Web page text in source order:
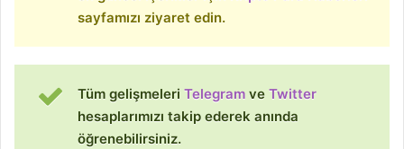
sayfamızı ziyaret edin.
Tüm gelişmeleri Telegram ve Twitter
hesaplarımızı takip ederek anında
öğrenebilirsiniz.